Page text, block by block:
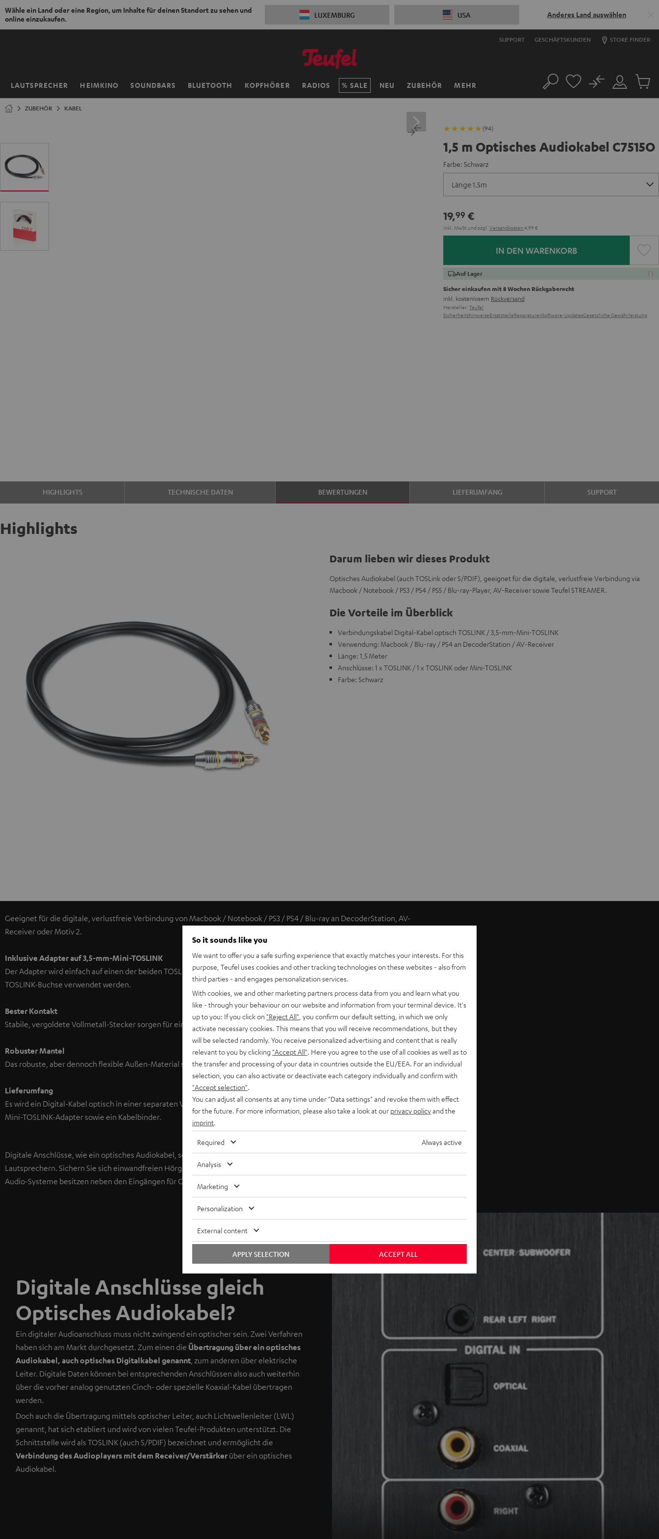
Wähle ein Land oder eine Region, um Inhalte für deinen Standort zu sehen und
online einzukaufen.
LUXEMBURG USA Anderes Land auswählen
ZUM
SUPPORT GESCHÄFTSKUNDEN STORE FINDER
LAUTSPRECHER HEIMKINO SOUNDBARS BLUETOOTH KOPFHÖRER RADIOS SALE NEU ZUBEHÖR MEHR
Startseite Suche
Mein
Konto
No
Artikel
ZUBEHÖR KABEL
(94)
1,5 m Optisches Audiokabel C7515O
Farbe: Schwarz
19,99 €
Inkl. MwSt und zzgl. Versandkosten 4,99 €
IN DEN WARENKORB
Auf Lager
Sicher einkaufen mit 8 Wochen Rückgaberecht
inkl. kostenlosem Rückversand
Hersteller: Teufel
SicherheitshinweiseErsatzteileReparaturenSoftware-UpdatesGesetzliche Gewährleistung
HIGHLIGHTS TECHNISCHE DATEN BEWERTUNGEN LIEFERUMFANG SUPPORT
Highlights
Darum lieben wir dieses Produkt
Optisches Audiokabel (auch TOSLink oder S/PDIF), geeignet für die digitale, verlustfreie Verbindung via
Macbook / Notebook / PS3 / PS4 / PS5 / Blu-ray-Player, AV-Receiver sowie Teufel STREAMER.
Die Vorteile im Überblick
Verbindungskabel Digital-Kabel optisch TOSLINK / 3,5-mm-Mini-TOSLINK
Verwendung: Macbook / Blu-ray / PS4 an DecoderStation / AV-Receiver
Länge: 1,5 Meter
Anschlüsse: 1 x TOSLINK / 1 x TOSLINK oder Mini-TOSLINK
Farbe: Schwarz
Geeignet für die digitale, verlustfreie Verbindung von Macbook / Notebook / PS3 / PS4 / Blu-ray an DecoderStation, AV-
Receiver oder Motiv 2.
Inklusive Adapter auf 3,5-mm-Mini-TOSLINK
Der Adapter wird einfach auf einen der beiden TOSLINK-Anschlüsse gesteckt. So können Signalgeräte mit 3,5-mm-Mini-
TOSLINK-Buchse verwendet werden.
Bester Kontakt
Stabile, vergoldete Vollmetall-Stecker sorgen für eine sichere, langlebige, störungsfreie Verbindung.
Robuster Mantel
Das robuste, aber dennoch flexible Außen-Material schützt das aufwendige Innenleben.
Lieferumfang
Es wird ein Digital-Kabel optisch in einer separaten Verpackung geliefert. Zum Lieferumfang gehören das Kabel, der 3,5-mm-
Mini-TOSLINK-Adapter sowie ein Kabelbinder.
Digitale Anschlüsse, wie ein optisches Audiokabel, sorgen für verlustfreie Audioübertragung vom Empfangsgerät zu den
Lautsprechern. Sichern Sie sich einwandfreien Hörgenuss indem Sie Ihre Geräte mit diesen Kabeln verbinden. Viele moderne
Audio-Systeme besitzen neben den Eingängen für Cinch-Kabeln auch digitale Eingänge.
Digitale Anschlüsse gleich
Optisches Audiokabel?
Ein digitaler Audioanschluss muss nicht zwingend ein optischer sein. Zwei Verfahren
haben sich am Markt durchgesetzt. Zum einen die Übertragung über ein optisches
Audiokabel, auch optisches Digitalkabel genannt, zum anderen über elektrische
Leiter. Digitale Daten können bei entsprechenden Anschlüssen also auch weiterhin
über die vorher analog genutzten Cinch- oder spezielle Koaxial-Kabel übertragen
werden.
Doch auch die Übertragung mittels optischer Leiter, auch Lichtwellenleiter (LWL)
genannt, hat sich etabliert und wird von vielen Teufel-Produkten unterstützt. Die
Schnittstelle wird als TOSLINK (auch S/PDIF) bezeichnet und ermöglicht die
Verbindung des Audioplayers mit dem Receiver/Verstärker über ein optisches
Audiokabel.
So it sounds like you
We want to offer you a safe surfing experience that exactly matches your interests. For this
purpose, Teufel uses cookies and other tracking technologies on these websites - also from
third parties - and engages personalization services.
With cookies, we and other marketing partners process data from you and learn what you
like - through your behaviour on our website and information from your terminal device. It's
up to you: If you click on "Reject All" , you confirm our default setting, in which we only
activate necessary cookies. This means that you will receive recommendations, but they
will be selected randomly. You receive personalized advertising and content that is really
relevant to you by clicking "Accept All" . Here you agree to the use of all cookies as well as to
the transfer and processing of your data in countries outside the EU/EEA. For an individual
selection, you can also activate or deactivate each category individually and confirm with
"Accept selection"
You can adjust all consents at any time under "Data settings" and revoke them with effect
for the future. For more information, please also take a look at our privacy policyand the
imprint
Required Always active
Analysis
Marketing
Personalization
External content
ACCEPT ALL
APPLY SELECTION